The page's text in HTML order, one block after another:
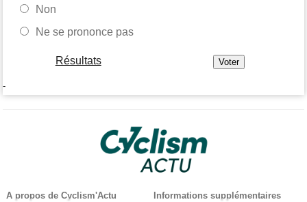
Non
Ne se prononce pas
Résultats
-
A propos de Cyclism'Actu
Informations supplémentaires